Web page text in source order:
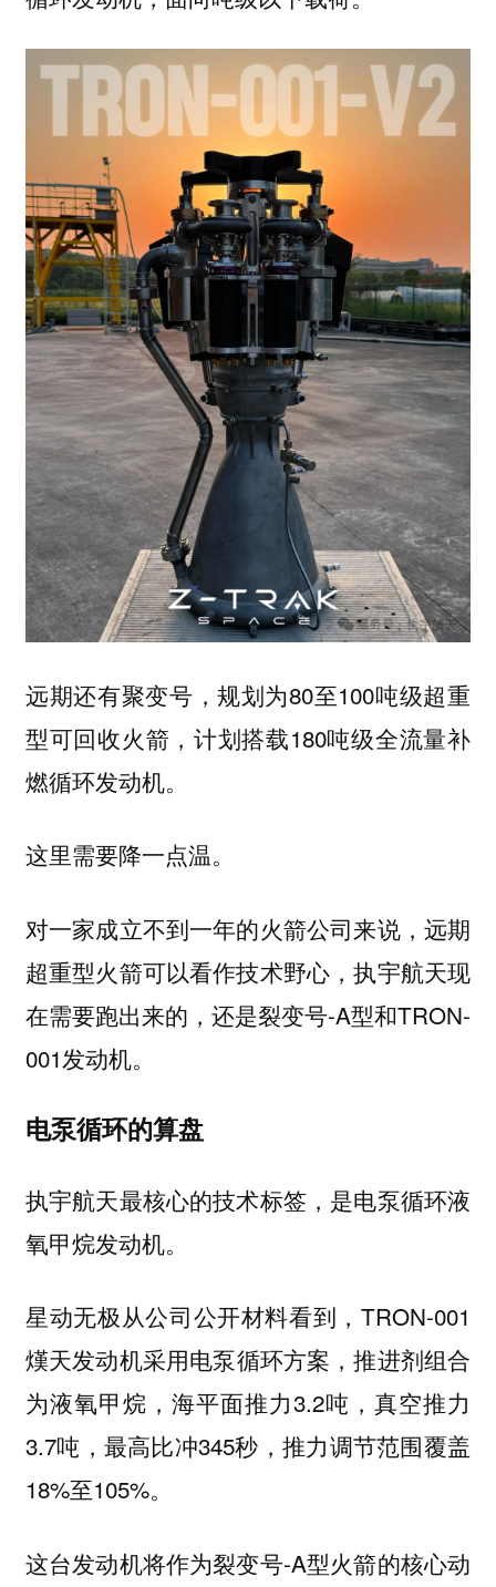
远期还有聚变号，规划为80至100吨级超重
型可回收火箭，计划搭载180吨级全流量补
燃循环发动机。
这里需要降一点温。
对一家成立不到一年的火箭公司来说，远期
超重型火箭可以看作技术野心，执宇航天现
在需要跑出来的，还是裂变号-A型和TRON-
001发动机。
电泵循环的算盘
执宇航天最核心的技术标签，是电泵循环液
氧甲烷发动机。
星动无极从公司公开材料看到，TRON-001
熯天发动机采用电泵循环方案，推进剂组合
为液氧甲烷 ，海平面推力3.2吨，真空推力
3.7吨，最高比冲345秒，推力调节范围覆盖
18%至105%。
这台发动机将作为裂变号-A型火箭的核心动